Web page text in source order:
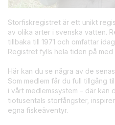
Storfiskregistret är ett unikt
av olika arter i svenska vatten.
tillbaka till 1971 och omfattar
Registret fylls hela tiden på
Här kan du se några av de
Som medlem får du full tillgång
i vårt medlemssystem – där kan
tiotusentals storfångster,
egna fiskeäventyr.